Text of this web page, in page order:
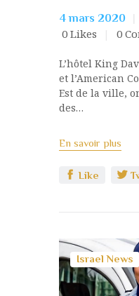
4 mars 2020
0 Likes 0
L’hôtel King
et l’American
Est de la ville,
des…
En savoir plus
Like
Israel News